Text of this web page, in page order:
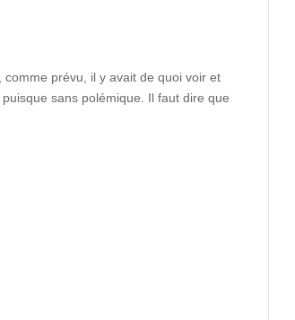
prévu, il y avait de quoi voir et
sans polémique. Il faut dire que